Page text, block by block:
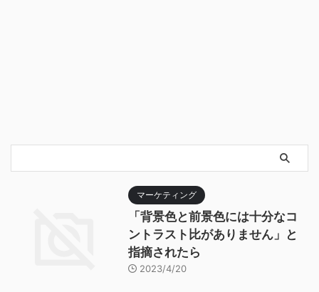
マーケティング
「背景色と前景色には十分なコ
ントラスト比がありません」と
指摘されたら
2023/4/20